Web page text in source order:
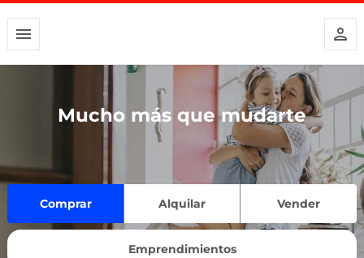
Mucho más que mudarte
Comprar Alquilar Vender
Emprendimientos